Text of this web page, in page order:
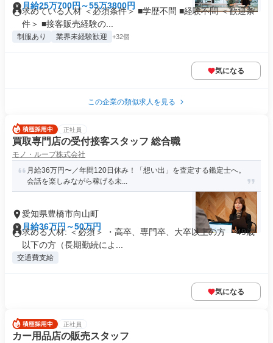
月給25万700円～55万3800円
求めている人材 ＜必須条件＞ ■学歴不問 ■経験不問 ＜歓迎条
件＞ ■接客販売経験の...
制服あり 業界未経験歓迎 +32個
気になる
この企業の類似求人を見る
正社員
買取専門店の受付接客スタッフ 総合職
モノ・ループ株式会社
月給36万円〜／年間120日休み！「想い出」を査定する鑑定士へ。
会話を楽しみながら稼げる未...
愛知県豊橋市向山町
月給36万円～50万円
求める人材: ＜必須＞ ・高卒、専門卒、大卒以上の方 ・49歳
以下の方（長期勤続によ...
交通費支給
気になる
正社員
カー用品店の販売スタッフ